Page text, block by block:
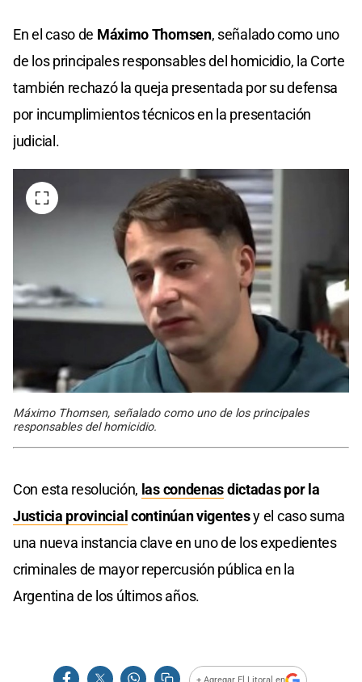
En el caso de Máximo Thomsen, señalado como uno
de los principales responsables del homicidio, la Corte
también rechazó la queja presentada por su defensa
por incumplimientos técnicos en la presentación
judicial.
Máximo Thomsen, señalado como uno de los principales
responsables del homicidio.
Con esta resolución, las condenasdictadas por la
Justicia provincialcontinúan vigentesy el caso suma
una nueva instancia clave en uno de los expedientes
criminales de mayor repercusión pública en la
Argentina de los últimos años.